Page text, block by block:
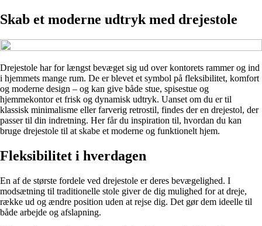
Skab et moderne udtryk med drejestole
Drejestole har for længst bevæget sig ud over kontorets rammer og ind
i hjemmets mange rum. De er blevet et symbol på fleksibilitet, komfort
og moderne design – og kan give både stue, spisestue og
hjemmekontor et frisk og dynamisk udtryk. Uanset om du er til
klassisk minimalisme eller farverig retrostil, findes der en drejestol, der
passer til din indretning. Her får du inspiration til, hvordan du kan
bruge drejestole til at skabe et moderne og funktionelt hjem.
Fleksibilitet i hverdagen
En af de største fordele ved drejestole er deres bevægelighed. I
modsætning til traditionelle stole giver de dig mulighed for at dreje,
række ud og ændre position uden at rejse dig. Det gør dem ideelle til
både arbejde og afslapning.